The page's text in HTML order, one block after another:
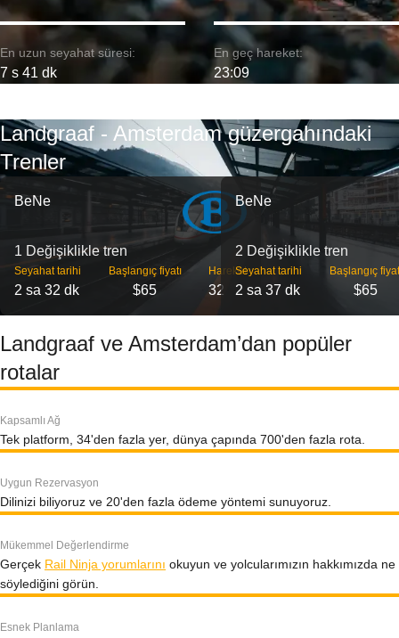
En uzun seyahat süresi:
7 s 41 dk
En geç hareket:
23:09
Landgraaf - Amsterdam güzergahındaki
Trenler
BeNe
1 Değişiklikle tren
Seyahat tarihi
2 sa 32 dk
Başlangıç ​​fiyatı
$65
Hareket
32
BeNe
2 Değişiklikle tren
Seyahat tarihi
2 sa 37 dk
Başlangıç
$65
Landgraaf ve Amsterdam’dan popüler
rotalar
Kapsamlı Ağ
Tek platform, 34'den fazla yer, dünya çapında 700'den fazla rota.
Uygun Rezervasyon
Dilinizi biliyoruz ve 20'den fazla ödeme yöntemi sunuyoruz.
Mükemmel Değerlendirme
Gerçek Rail Ninja yorumlarını okuyun ve yolcularımızın hakkımızda ne
söylediğini görün.
Esnek Planlama